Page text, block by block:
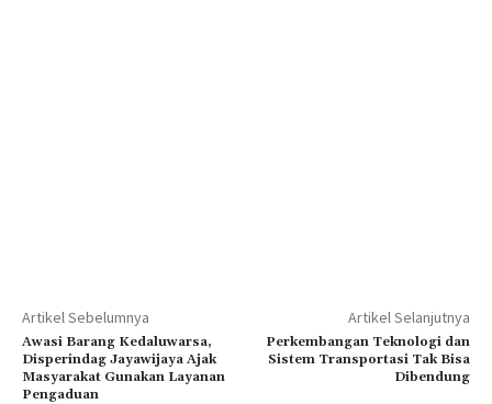
Artikel Sebelumnya
Awasi Barang Kedaluwarsa,
Disperindag Jayawijaya Ajak
Masyarakat Gunakan Layanan
Pengaduan
Artikel Selanjutnya
Perkembangan Teknologi dan
Sistem Transportasi Tak Bisa
Dibendung